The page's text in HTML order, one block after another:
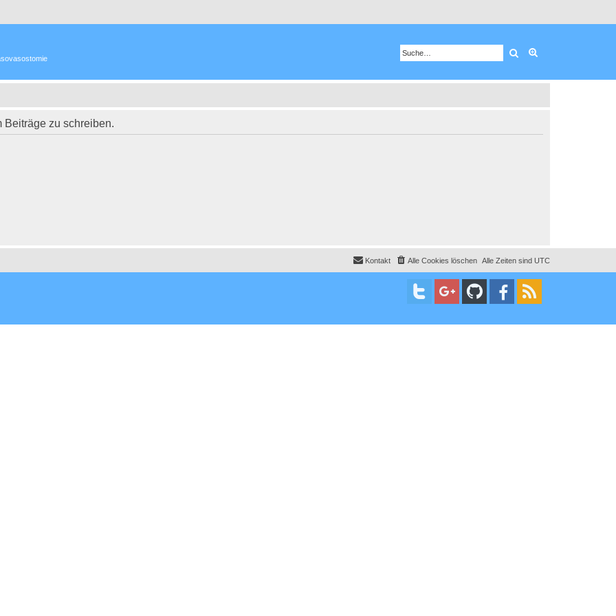
Suche
Beiträge zu schreiben.
Alle Zeiten sind UTC
Alle Cookies löschen
Kontakt